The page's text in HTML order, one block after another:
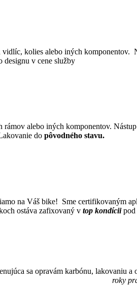
kolies alebo iných komponentov.
designu v cene služby
alebo iných komponentov.
do pôvodného stavu.
na Váš bike! Sme certifikovaným
ostáva zafixovaný v top kondíciipod
sa opravám karbónu, lakovaniu
roky